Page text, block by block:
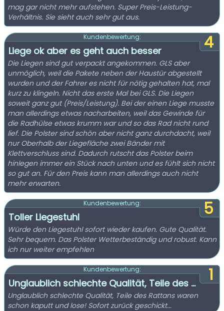
mag gar nicht mehr aufstehen. Super Preis-Leistung-
Verhältnis. Sie sieht auch sehr gut aus.
4
Kundenbewertung:
Liege ok aber es geht auch besser
Die Liegen sind gut verpackt angekommen. GLS aber
unmöglich, weil die Pakete neben der Haustür abgestellt
wurden und der Fahrer es nicht für nötig gehalten hat, mal
kurz zu klingeln. Nicht das erste Mal bei GLS. Die Liegen
soweit ganz gut (Preis/Leistung). Bei der einen Liege musste
man allerdings etwas nacharbeiten, weil das Gewinde für
die Radhülse etwas krumm war und so das Rad nicht rund
lief. Die Polster sind schön aber nicht ganz durchdacht, weil
nur Oberhalb der Liegefläche zwei Bänder mit
Klettverschluss sind. Dadurch rutscht das Polster beim
hinlegen immer ein Stück nach unten und es fühlt sich nicht
so gut an. Für den Preis kann man allerdings auch nicht
mehr erwarten.
5
Kundenbewertung:
Toller Liegestuhl
Würde den Liegestuhl sofort wieder kaufen. Gute Qualität.
Sehr bequem. Das Polster Wetterbeständig und robust. Kann
ich nur weiter empfehlen
1
Kundenbewertung:
Unglaublich schlechte Qualität, Teile des ...
Unglaublich schlechte Qualität, Teile des Rattans waren
schon kaputt und lose! Sofort zurück geschickt...